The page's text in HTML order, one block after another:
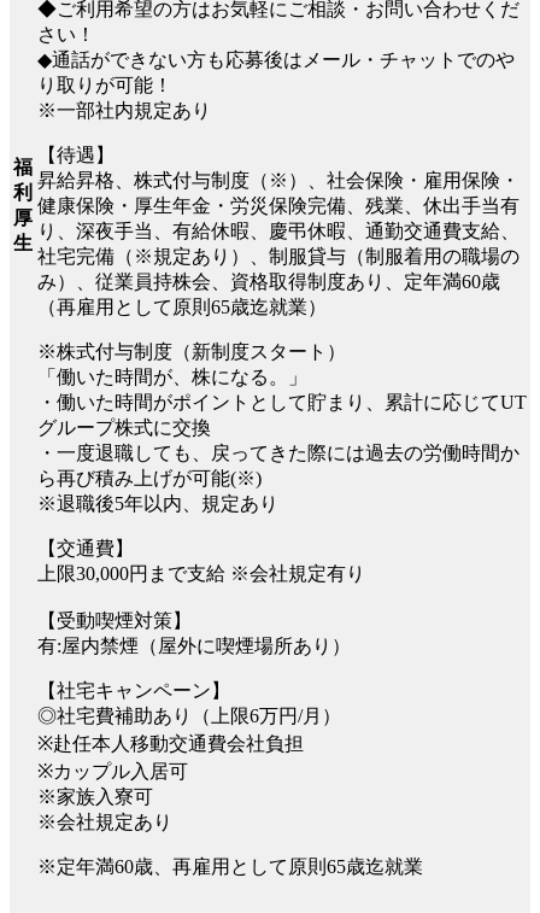
福
利
厚
生
◆ご利用希望の方はお気軽にご相談・お問い合わせくだ
さい！
◆通話ができない方も応募後はメール・チャットでのや
り取りが可能！
※一部社内規定あり
【待遇】
昇給昇格、株式付与制度（※）、社会保険・雇用保険・
健康保険・厚生年金・労災保険完備、残業、休出手当有
り、深夜手当、有給休暇、慶弔休暇、通勤交通費支給、
社宅完備（※規定あり）、制服貸与（制服着用の職場の
み）、従業員持株会、資格取得制度あり、定年満60歳
（再雇用として原則65歳迄就業）
※株式付与制度（新制度スタート）
「働いた時間が、株になる。」
・働いた時間がポイントとして貯まり、累計に応じてUT
グループ株式に交換
・一度退職しても、戻ってきた際には過去の労働時間か
ら再び積み上げが可能(※)
※退職後5年以内、規定あり
【交通費】
上限30,000円まで支給 ※会社規定有り
【受動喫煙対策】
有:屋内禁煙（屋外に喫煙場所あり）
【社宅キャンペーン】
◎社宅費補助あり（上限6万円/月）
※赴任本人移動交通費会社負担
※カップル入居可
※家族入寮可
※会社規定あり
※定年満60歳、再雇用として原則65歳迄就業